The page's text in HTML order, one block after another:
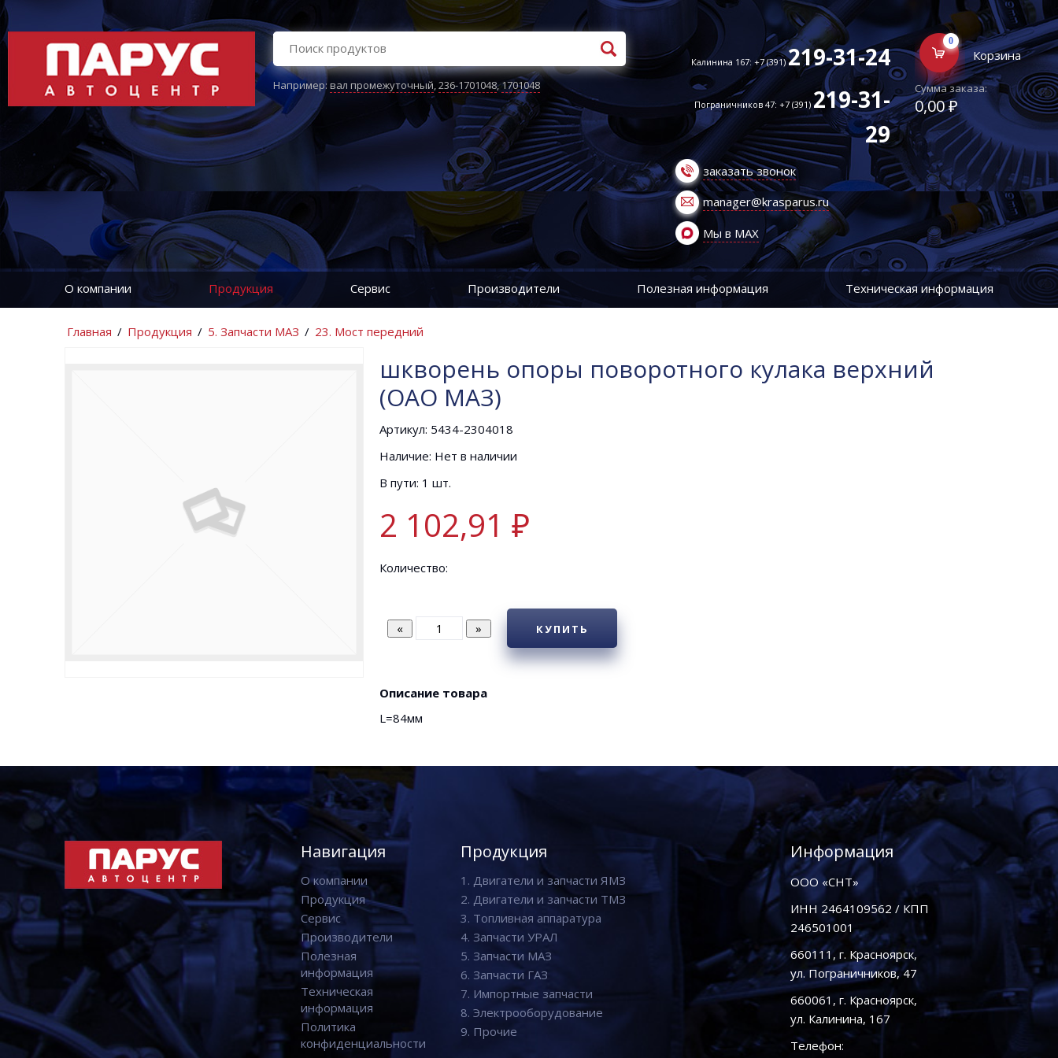
Например:вал промежуточный,236-1701048,1701048
Калинина 167: +7 (391)219-31-24
Пограничников 47: +7 (391)219-31-
29
заказать звонок
manager@krasparus.ru
Мы в MAX
0
Корзина
Сумма заказа:
0,00 ₽
О компании Продукция Сервис Производители Полезная информация Техническая информация
Главная / Продукция / 5. Запчасти МАЗ / 23. Мост передний
шкворень опоры поворотного кулака верхний
(ОАО МАЗ)
Артикул: 5434-2304018
Наличие: Нет в наличии
В пути: 1 шт.
2 102,91 ₽
Количество:
КУПИТЬ
Описание товара
L=84мм
Навигация
О компании
Продукция
Сервис
Производители
Полезная
информация
Техническая
информация
Политика
конфиденциальности
Продукция
1. Двигатели и запчасти ЯМЗ
2. Двигатели и запчасти ТМЗ
3. Топливная аппаратура
4. Запчасти УРАЛ
5. Запчасти МАЗ
6. Запчасти ГАЗ
7. Импортные запчасти
8. Электрооборудование
9. Прочие
Информация
ООО «СНТ»
ИНН 2464109562 / КПП
246501001
660111, г. Красноярск,
ул. Пограничников, 47
660061, г. Красноярск,
ул. Калинина, 167
Телефон: